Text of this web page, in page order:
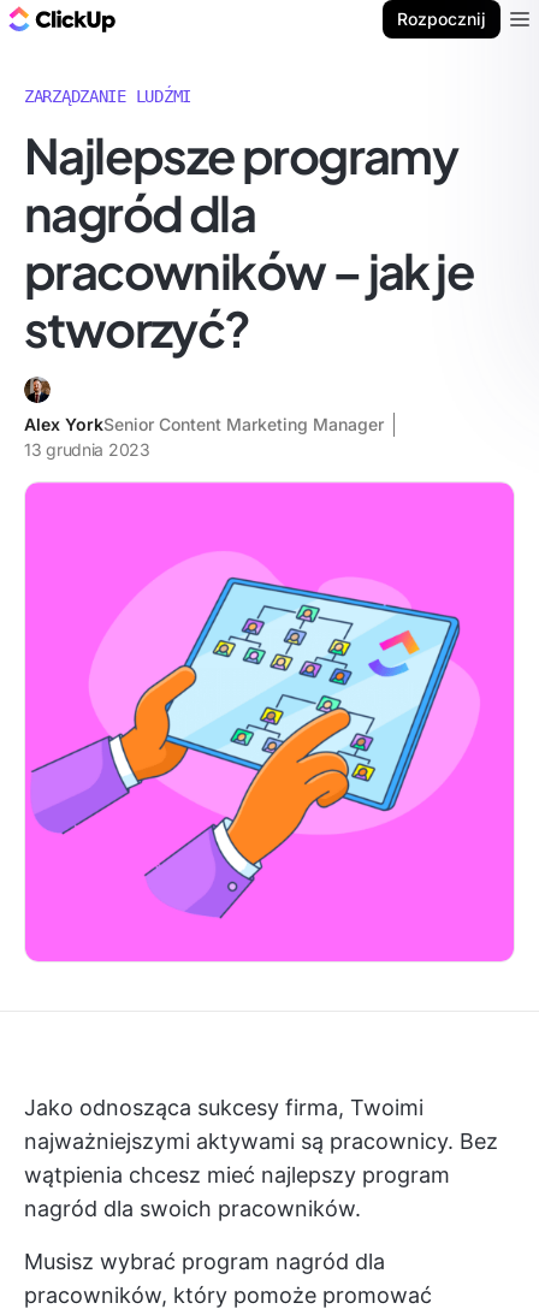
Rozpocznij
ZARZĄDZANIE LUDŹMI
Najlepsze programy
nagród dla
pracowników – jak je
stworzyć?
Alex YorkSenior Content Marketing Manager
13 grudnia 2023
Jako odnosząca sukcesy firma, Twoimi
najważniejszymi aktywami są pracownicy. Bez
wątpienia chcesz mieć najlepszy program
nagród dla swoich pracowników.
Musisz wybrać program nagród dla
pracowników, który pomoże promować